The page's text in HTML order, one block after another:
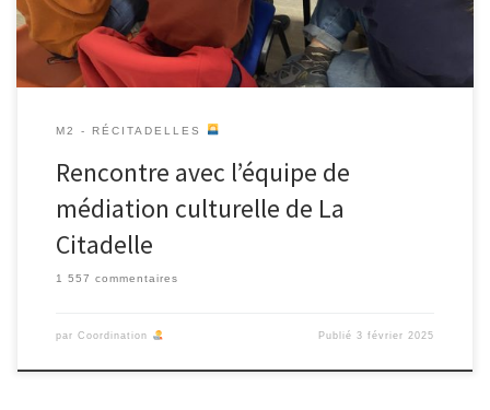
M2 - RÉCITADELLES
Rencontre avec l’équipe de
médiation culturelle de La
Citadelle
1 557 commentaires
par Coordination Publié3 février 2025